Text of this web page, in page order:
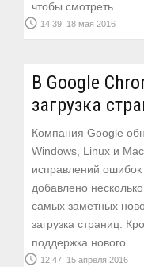
чтобы смотреть…
access_time 14:39; 18 мая 2016
В Google
загрузка
Компания Google
Windows, Linux и
исправлений
добавлено
самых заметных
загрузка страниц.
поддержка нового…
access_time 12:47; 15 апреля 2016